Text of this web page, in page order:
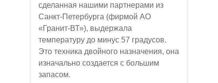
сделанная нашими партнерами из
Санкт-Петербурга (фирмой АО
«Гранит-ВТ»), выдержала
температуру до минус 57 градусов.
Это техника двойного назначения, она
изначально создается с большим
запасом.